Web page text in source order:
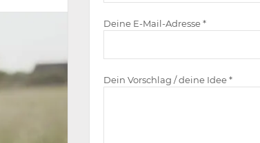
Deine E-Mail-Adresse *
Dein Vorschlag / deine Idee *